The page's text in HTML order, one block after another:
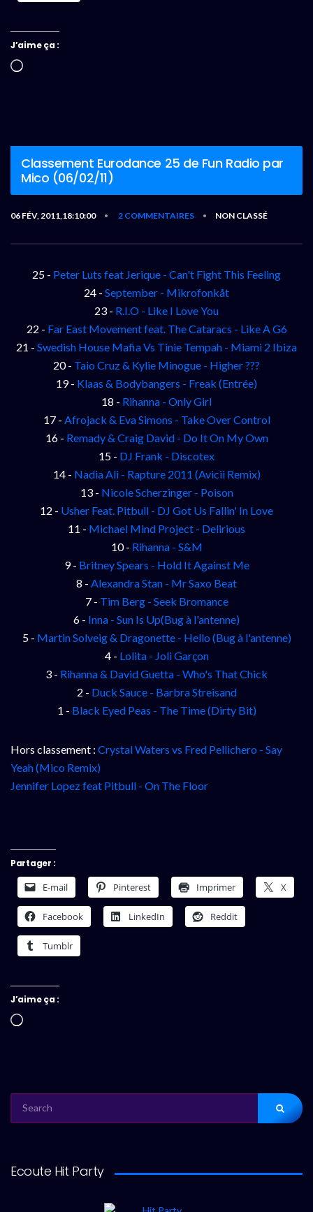
J’aime ça :
Chargement…
Classement Eurodance 25 de Fun Radio par
Mico (06/02/11)
06 FÉV, 2011,18:10:00 • 2 COMMENTAIRES • NON CLASSÉ
25 - Peter Luts feat Jerique - Can't Fight This Feeling
24 - September - Mikrofonkåt
23 - R.I.O - Like I Love You
22 - Far East Movement feat. The Cataracs - Like A G6
21 - Swedish House Mafia Vs Tinie Tempah - Miami 2 Ibiza
20 - Taio Cruz & Kylie Minogue - Higher ???
19 - Klaas & Bodybangers - Freak (Entrée)
18 - Rihanna - Only Girl
17 - Afrojack & Eva Simons - Take Over Control
16 - Remady & Craig David - Do It On My Own
15 - DJ Frank - Discotex
14 - Nadia Ali - Rapture 2011 (Avicii Remix)
13 - Nicole Scherzinger - Poison
12 - Usher Feat. Pitbull - DJ Got Us Fallin' In Love
11 - Michael Mind Project - Delirious
10 - Rihanna - S&M
9 - Britney Spears - Hold It Against Me
8 - Alexandra Stan - Mr Saxo Beat
7 - Tim Berg - Seek Bromance
6 - Inna - Sun Is Up(Bug à l'antenne)
5 - Martin Solveig & Dragonette - Hello (Bug à l'antenne)
4 - Lolita - Joli Garçon
3 - Rihanna & David Guetta - Who's That Chick
2 - Duck Sauce - Barbra Streisand
1 - Black Eyed Peas - The Time (Dirty Bit)
Hors classement : Crystal Waters vs Fred Pellichero - Say
Yeah (Mico Remix)
Jennifer Lopez feat Pitbull - On The Floor
Partager :
E-mail Pinterest Imprimer X
Facebook LinkedIn Reddit
Tumblr
J’aime ça :
Chargement…
FOR:
Ecoute Hit Party